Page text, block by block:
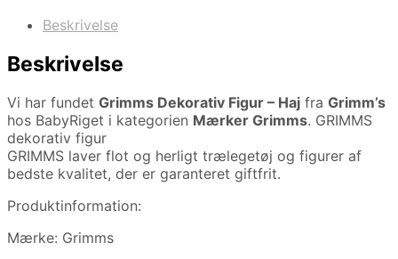
Beskrivelse
Beskrivelse
Vi har fundet Grimms Dekorativ Figur – Haj fra Grimm’s
hos BabyRiget i kategorien Mærker Grimms. GRIMMS
dekorativ figur
GRIMMS laver flot og herligt trælegetøj og figurer af
bedste kvalitet, der er garanteret giftfrit.
Produktinformation:
Mærke: Grimms